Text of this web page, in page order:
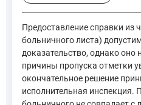
При уклонении
В случае
Если условно
—Уголовно-
Предоставление справки из
больничного листа)
доказательство, однако оно
причины пропуска отметки
окончательное решение
исполнительная инспекция.